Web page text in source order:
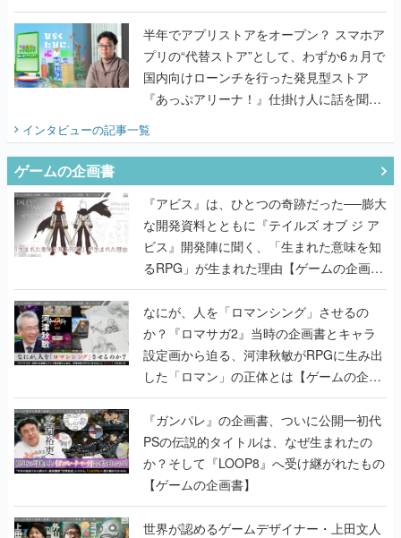
うこだわりをプロデューサーに聞いた
半年でアプリストアをオープン？ スマホア
プリの“代替ストア”として、わずか6ヵ月で
国内向けローンチを行った発見型ストア
『あっぷアリーナ！』仕掛け人に話を聞い
インタビューの記事一覧
ゲームの企画書
『アビス』は、ひとつの奇跡だった──膨大
な開発資料とともに『テイルズ オブ ジ ア
ビス』開発陣に聞く、「生まれた意味を知
るRPG」が生まれた理由【ゲームの企画
書】
なにが、人を「ロマンシング」させるの
か？『ロマサガ2』当時の企画書とキャラ
設定画から迫る、河津秋敏がRPGに生み出
した「ロマン」の正体とは【ゲームの企画
書】
『ガンパレ』の企画書、ついに公開━初代
PSの伝説的タイトルは、なぜ生まれたの
か？そして『LOOP8』へ受け継がれたもの
【ゲームの企画書】
世界が認めるゲームデザイナー・上田文人